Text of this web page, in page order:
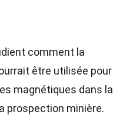
comment la
être utilisée pour
magnétiques dans la
prospection minière.